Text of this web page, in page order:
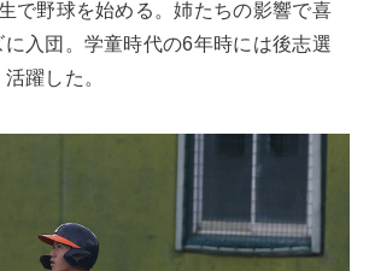
で野球を始める。姉たちの影響で喜
入団。学童時代の6年時には後志選
躍した。